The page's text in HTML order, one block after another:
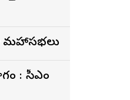
మహాసభలు
: సీఎం